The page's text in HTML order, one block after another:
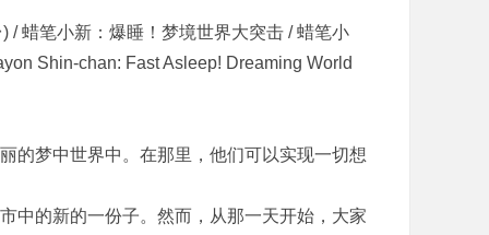
/ 蜡笔小新：爆睡！梦境世界大突击 / 蜡笔小
Shin-chan: Fast Asleep! Dreaming World
梦中世界中。在那里，他们可以实现一切想
的新的一份子。然而，从那一天开始，大家